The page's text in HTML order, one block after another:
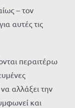
– τον
αυτές τις
περαιτέρω
αλλάξει την
και